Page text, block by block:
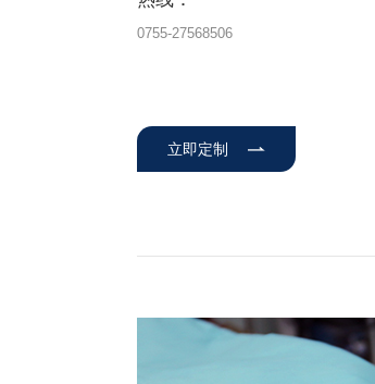
0755-27568506
立即定制